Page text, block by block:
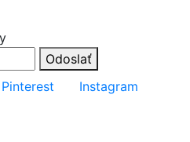
Odoslať
Pinterest Instagram